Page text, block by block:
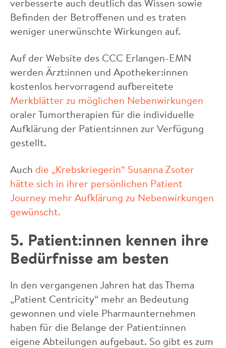
Befinden der Betroffenen und es traten
weniger unerwünschte Wirkungen auf.
Auf der Website des CCC Erlangen-EMN
werden Ärzt:innen und Apotheker:innen
kostenlos hervorragend aufbereitete
Merkblätter zu möglichen Nebenwirkungen
oraler Tumortherapien für die individuelle
Aufklärung der Patient:innen zur Verfügung
gestellt.
Auch die „Krebskriegerin“ Susanna Zsoter
hätte sich in ihrer persönlichen Patient
Journey mehr Aufklärung zu Nebenwirkungen
gewünscht.
5. Patient:innen kennen ihre
Bedürfnisse am besten
In den vergangenen Jahren hat das Thema
„Patient Centricity“ mehr an Bedeutung
gewonnen und viele Pharmaunternehmen
haben für die Belange der Patient:innen
eigene Abteilungen aufgebaut. So gibt es zum